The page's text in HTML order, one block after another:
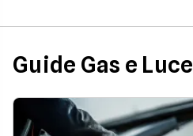
Guide Gas e Luce